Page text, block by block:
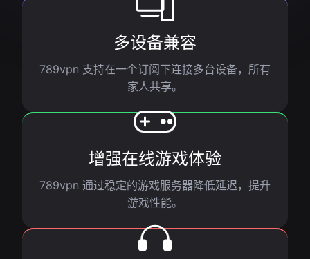
多设备兼容
789vpn 支持在一个订阅下连接多台设备，所有
家人共享。
增强在线游戏体验
789vpn 通过稳定的游戏服务器降低延迟，提升
游戏性能。